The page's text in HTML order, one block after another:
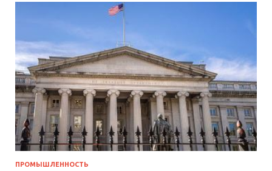
ПРОМЫШЛЕННОСТЬ